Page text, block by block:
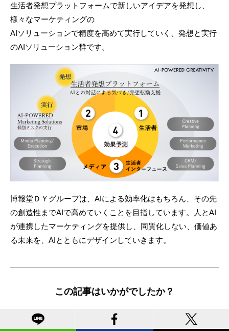
生活者発想プラットフォームで新しいアイデアを発想し、
様々なマーケティングの
AIソリューションで精度を高めて実行していく、発想と実行
のAIソリューション群です。
博報堂ＤＹグループは、AIによる効率化はもちろん、その先
の創造性までAIで高めていくことを目指しています。人とAI
が連携したマーケティングを提供し、同質化しない、価値あ
る未来を、AIとともにデザインしていきます。
この記事はいかがでしたか？